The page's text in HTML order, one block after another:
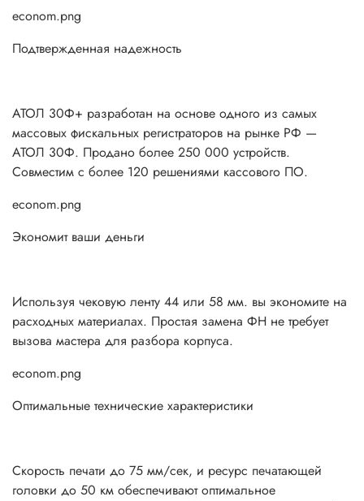
econom.png
Подтвержденная надежность
АТОЛ 30Ф+ разработан на основе одного из самых
массовых фискальных регистраторов на рынке РФ —
АТОЛ 30Ф. Продано более 250 000 устройств.
Совместим с более 120 решениями кассового ПО.
econom.png
Экономит ваши деньги
Используя чековую ленту 44 или 58 мм. вы экономите на
расходных материалах. Простая замена ФН не требует
вызова мастера для разбора корпуса.
econom.png
Оптимальные технические характеристики
Скорость печати до 75 мм/сек, и ресурс печатающей
головки до 50 км обеспечивают оптимальное